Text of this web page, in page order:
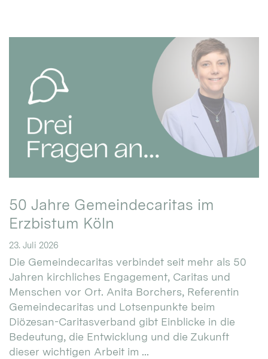
50 Jahre Gemeindecaritas im
Erzbistum Köln
23. Juli 2026
Die Gemeindecaritas verbindet seit mehr als 50
Jahren kirchliches Engagement, Caritas und
Menschen vor Ort. Anita Borchers, Referentin
Gemeindecaritas und Lotsenpunkte beim
Diözesan-Caritasverband gibt Einblicke in die
Bedeutung, die Entwicklung und die Zukunft
dieser wichtigen Arbeit im ...